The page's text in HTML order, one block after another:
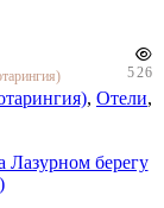
526
, Отели,
Лазурном берегу